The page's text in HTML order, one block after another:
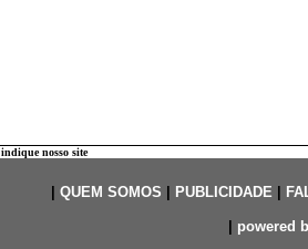
indique nosso site
QUEM SOMOS PUBLICIDADE|
powered